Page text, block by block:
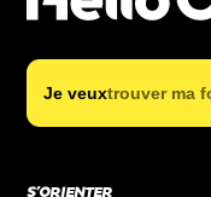
Je veuxtrouver ma
financer ma
S’ORIENTER